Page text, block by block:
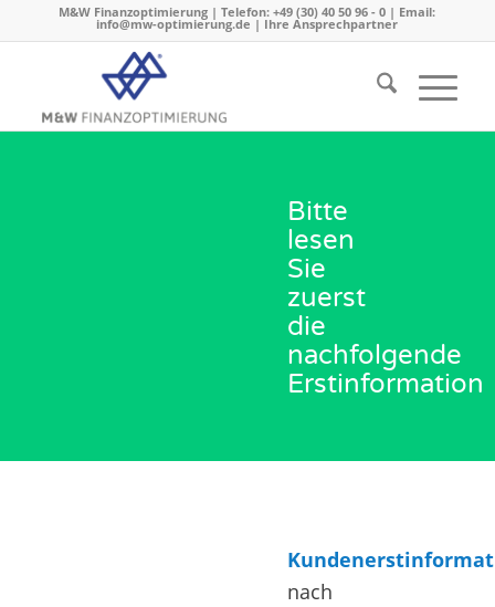
M&W Finanzoptimierung | Telefon: +49 (30) 40 50 96 - 0 | Email:
info@mw-optimierung.de | Ihre Ansprechpartner
Bitte
lesen
Sie
zuerst
die
nachfolgende
Erstinformation
nach